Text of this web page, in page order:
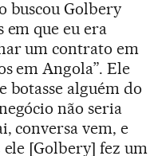
buscou Golbery
em que eu era
um contrato em
em Angola”. Ele
botasse alguém do
não seria
conversa vem, e
[Golbery] fez um